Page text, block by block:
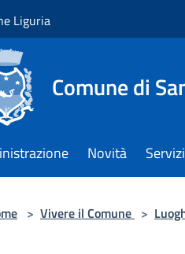
Liguria
Comune di
Novità Servizi
> Vivere il Comune >